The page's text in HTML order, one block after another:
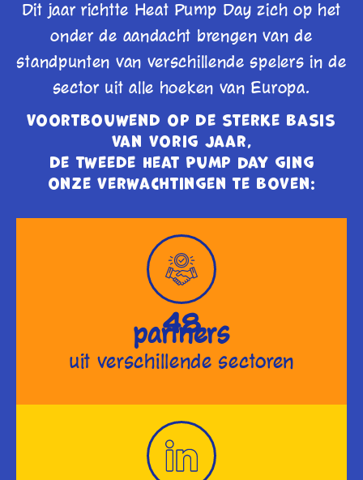
Dit jaar richtte Heat Pump Day zich op het
onder de aandacht brengen van de
standpunten van verschillende spelers in de
sector uit alle hoeken van Europa.
Voortbouwend op de sterke basis
van vorig jaar,
de tweede Heat Pump Day ging
onze verwachtingen te boven:
48
partners
uit verschillende sectoren